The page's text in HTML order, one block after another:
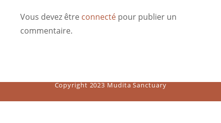
Vous devez être connecté pour publier un
commentaire.
Copyright 2023 Mudita Sanctuary